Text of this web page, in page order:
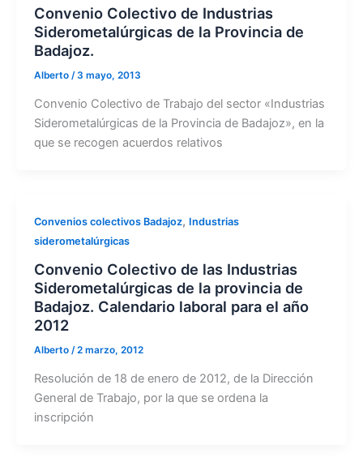
Convenio Colectivo de Industrias
Siderometalúrgicas de la Provincia de
Badajoz.
Alberto /3 mayo, 2013
Convenio Colectivo de Trabajo del sector «Industrias
Siderometalúrgicas de la Provincia de Badajoz», en la
que se recogen acuerdos relativos
Convenios colectivos Badajoz, Industrias
siderometalúrgicas
Convenio Colectivo de las Industrias
Siderometalúrgicas de la provincia de
Badajoz. Calendario laboral para el año
2012
Alberto /2 marzo, 2012
Resolución de 18 de enero de 2012, de la Dirección
General de Trabajo, por la que se ordena la
inscripción